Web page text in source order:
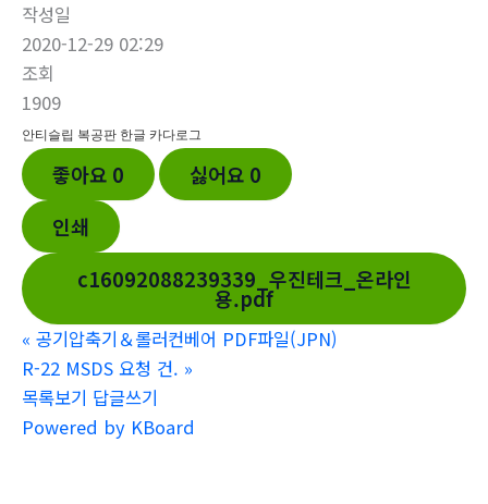
작성일
2020-12-29 02:29
조회
1909
안티슬립 복공판 한글 카다로그
좋아요 0 싫어요 0
인쇄
c16092088239339_우진테크_온라인
용.pdf
« 공기압축기＆롤러컨베어 PDF파일(JPN)
R-22 MSDS 요청 건. »
목록보기 답글쓰기
Powered by KBoard